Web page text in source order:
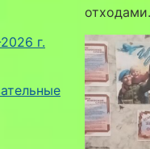
г.
отходами.